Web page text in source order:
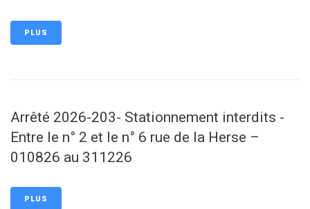
PLUS
Arrêté 2026-203- Stationnement interdits -
Entre le n° 2 et le n° 6 rue de la Herse –
010826 au 311226
PLUS